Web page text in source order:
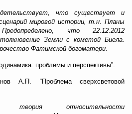
что существует и
мировой истории, т.н. Планы
что 22.12.2012
Земли с кометой Биела.
Фатимской богоматери.
проблемы и перспективы”.
А.П. “Проблема сверхсветовой
теория относительности